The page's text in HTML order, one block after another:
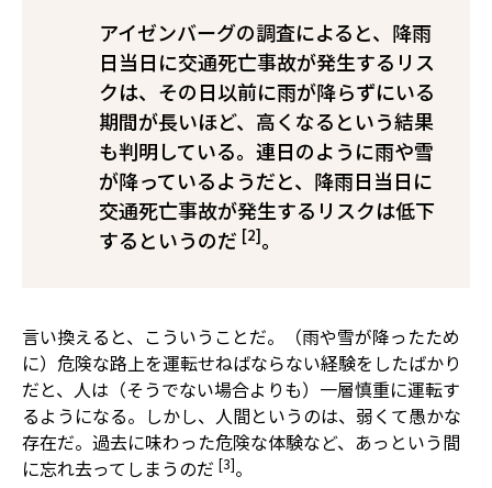
アイゼンバーグの調査によると、降雨
日当日に交通死亡事故が発生するリス
クは、その日以前に雨が降らずにいる
期間が長いほど、高くなるという結果
も判明している。連日のように雨や雪
が降っているようだと、降雨日当日に
交通死亡事故が発生するリスクは低下
するというのだ [2]。
言い換えると、こういうことだ。（雨や雪が降ったため
に）危険な路上を運転せねばならない経験をしたばかり
だと、人は（そうでない場合よりも）一層慎重に運転す
るようになる。しかし、人間というのは、弱くて愚かな
存在だ。過去に味わった危険な体験など、あっという間
に忘れ去ってしまうのだ [3]。